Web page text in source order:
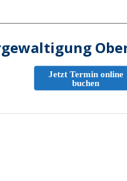
Jetzt Termin online
buchen